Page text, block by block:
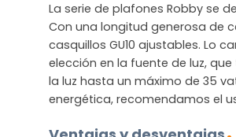
La serie de plafones Robby se
Con una longitud generosa de
casquillos GU10 ajustables. Lo
elección en la fuente de luz,
la luz hasta un máximo de 35
energética, recomendamos el